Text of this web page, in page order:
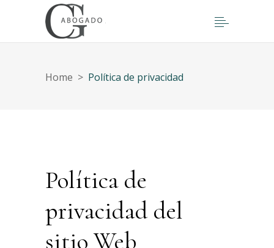
Home > Política de privacidad
Política de
privacidad del
sitio Web